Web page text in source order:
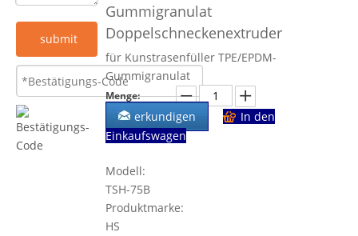
submit
Gummigranulat
Doppelschneckenextruder
für Kunstrasenfüller TPE/EPDM-
Gummigranulat
Menge:
erkundigen
In den
Einkaufswagen
Modell:
TSH-75B
Produktmarke:
HS